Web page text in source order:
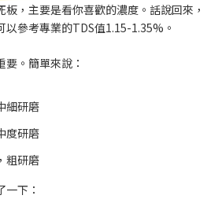
，主要是看你喜歡的濃度。話說回來，
以參考專業的TDS值1.15-1.35%。
。簡單來說：
細研磨
度研磨
粗研磨
下：